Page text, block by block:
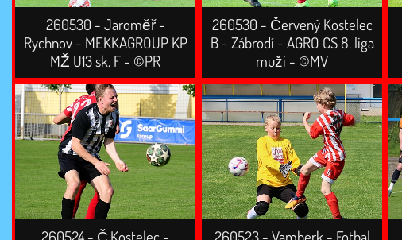
260530 - Jaroměř -
Rychnov - MEKKAGROUP KP
MŽ U13 sk. F - ©PR
260530 - Červený Kostelec
B - Zábrodí - AGRO CS 8. liga
muži - ©MV